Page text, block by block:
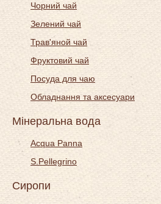
Чорний чай
Зелений чай
Трав'яной чай
Фруктовий чай
Посуда для чаю
Обладнання та аксесуари
Мінеральна вода
Acqua Panna
S.Pellegrino
Сиропи